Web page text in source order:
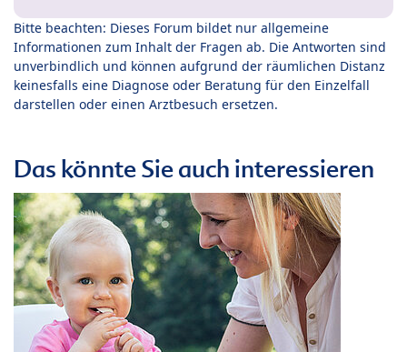
Bitte beachten: Dieses Forum bildet nur allgemeine
Informationen zum Inhalt der Fragen ab. Die Antworten sind
unverbindlich und können aufgrund der räumlichen Distanz
keinesfalls eine Diagnose oder Beratung für den Einzelfall
darstellen oder einen Arztbesuch ersetzen.
Das könnte Sie auch interessieren